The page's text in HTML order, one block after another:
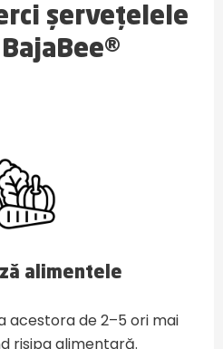
șervețelele
alimentele
acestora de 2–5 ori mai
risipa alimentară.